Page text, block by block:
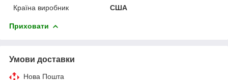
Країна виробник
США
Приховати
Умови доставки
Нова Пошта